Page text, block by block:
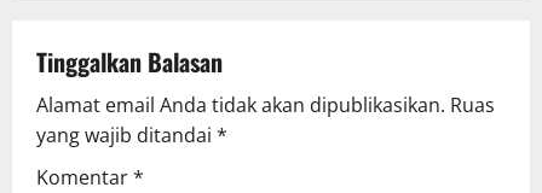
Tinggalkan Balasan
Alamat email Anda tidak akan dipublikasikan. Ruas
yang wajib ditandai *
Komentar*